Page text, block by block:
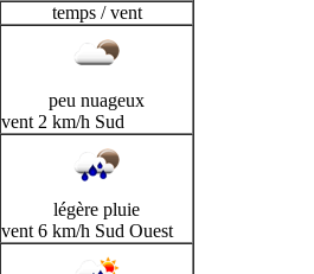
temps / vent
peu nuageux
vent 2 km/h Sud
légère pluie
vent 6 km/h Sud Ouest